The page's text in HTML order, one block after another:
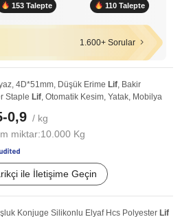
153 Talepte 110 Talepte
1.600+ Sorular
4D*51mm, Düşük Erime Lif, Bakir
Staple Lif, Otomatik Kesim, Yatak, Mobilya
0,9 / kg
miktar:10.000 Kg
ile İletişime Geçin
Konjuge Silikonlu Elyaf Hcs Polyester Lif